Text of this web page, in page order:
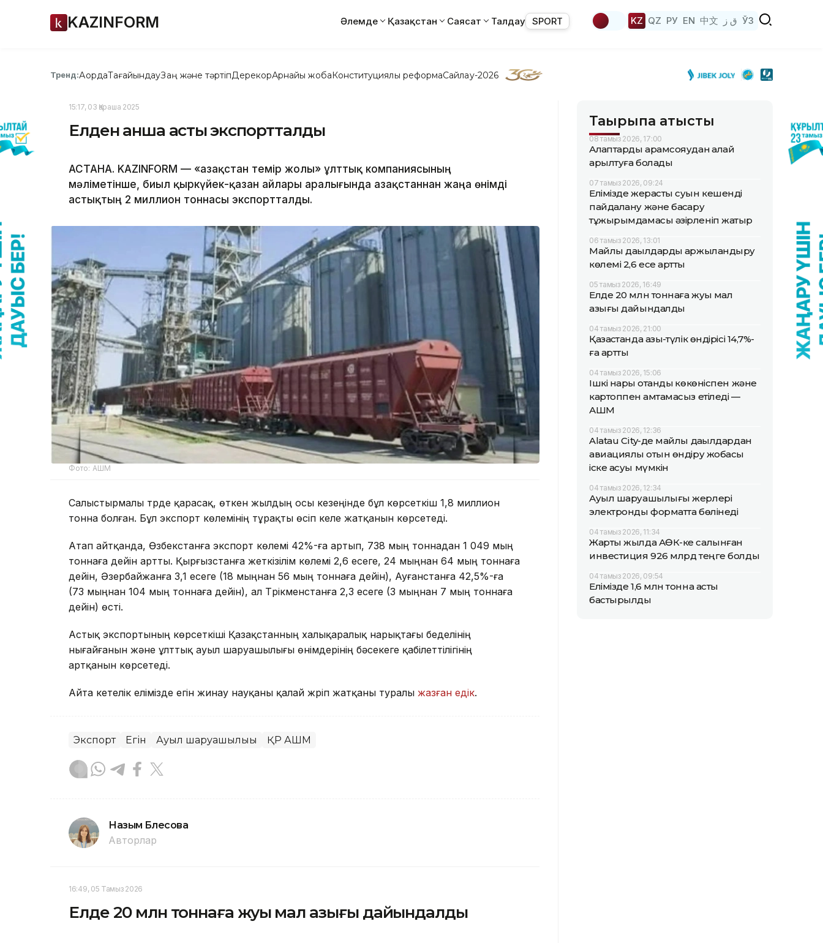
KAZINFORM Әлемде Қазақстан Саясат Талдау SPORT KZ QZ РУ EN 中文 ق ز ЎЗ
Тренд:АқордаТағайындауЗаң және тәртіпДерекқорАрнайы жобаКонституциялық реформаСайлау-2026
15:17, 03 Қараша 2025
Елден қанша астық экспортталды
АСТАНА. KAZINFORM — «Қазақстан темір жолы» ұлттық компаниясының
мәліметінше, биыл қыркүйек-қазан айлары аралығында Қазақстаннан жаңа өнімді
астықтың 2 миллион тоннасы экспортталды.
Фото: АШМ
Салыстырмалы түрде қарасақ, өткен жылдың осы кезеңінде бұл көрсеткіш 1,8 миллион
тонна болған. Бұл экспорт көлемінің тұрақты өсіп келе жатқанын көрсетеді.
Атап айтқанда, Өзбекстанға экспорт көлемі 42%-ға артып, 738 мың тоннадан 1 049 мың
тоннаға дейін артты. Қырғызстанға жеткізілім көлемі 2,6 есеге, 24 мыңнан 64 мың тоннаға
дейін, Әзербайжанға 3,1 есеге (18 мыңнан 56 мың тоннаға дейін), Ауғанстанға 42,5%-ға
(73 мыңнан 104 мың тоннаға дейін), ал Түрікменстанға 2,3 есеге (3 мыңнан 7 мың тоннаға
дейін) өсті.
Астық экспортының көрсеткіші Қазақстанның халықаралық нарықтағы беделінің
нығайғанын және ұлттық ауыл шаруашылығы өнімдерінің бәсекеге қабілеттілігінің
артқанын көрсетеді.
Айта кетелік елімізде егін жинау науқаны қалай жүріп жатқаны туралы жазған едік.
Экспорт Егін Ауыл шаруашылығы ҚР АШМ
Назым Бөлесова
Авторлар
16:49, 05 Тамыз 2026
Елде 20 млн тоннаға жуық мал азығы дайындалды
Тақырыпқа қатысты
08 тамыз 2026, 17:00
Алқаптарды арамсояудан қалай
арылтуға болады
07 тамыз 2026, 09:24
Елімізде жерасты суын кешенді
пайдалану және басқару
тұжырымдамасы әзірленіп жатыр
06 тамыз 2026, 13:01
Майлы дақылдарды қаржыландыру
көлемі 2,6 есе артты
05 тамыз 2026, 16:49
Елде 20 млн тоннаға жуық мал
азығы дайындалды
04 тамыз 2026, 21:00
Қазақстанда азық-түлік өндірісі 14,7%-
ға артты
04 тамыз 2026, 15:06
Ішкі нарық отандық көкөніспен және
картоппен қамтамасыз етіледі —
АШМ
04 тамыз 2026, 12:36
Alatau City-де майлы дақылдардан
авиациялық отын өндіру жобасы
іске асуы мүмкін
04 тамыз 2026, 12:34
Ауыл шаруашылығы жерлері
электронды форматта бөлінеді
04 тамыз 2026, 11:34
Жарты жылда АӨК-ке салынған
инвестиция 926 млрд теңге болды
04 тамыз 2026, 09:54
Елімізде 1,6 млн тонна астық
бастырылды